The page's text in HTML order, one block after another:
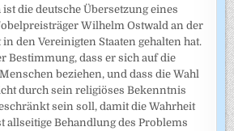
die deutsche Übersetzung eines
Wilhelm Ostwald an der
den Vereinigten Staaten gehalten hat.
Bestimmung, dass er sich auf die
beziehen, und dass die Wahl
durch sein religiöses Bekenntnis
sein soll, damit die Wahrheit
allseitige Behandlung des Problems